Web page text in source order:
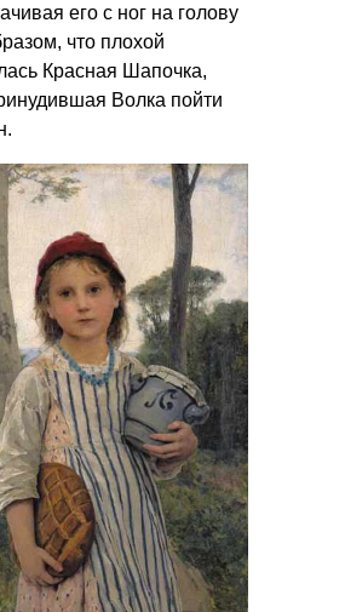
его с ног на голову
что плохой
Красная Шапочка,
Волка пойти